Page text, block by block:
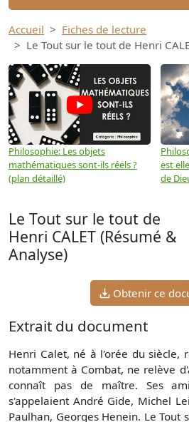
Accueil
Fiches de lecture
Le Tout sur le tout de Henri
Philosophie: Les objets
mathématiques sont-ils réels ?
(plan détaillé)
est
de
Le Tout sur le tout de
Henri CALET (Résumé &
Analyse)
Obtenir ce
Extrait du document
Henri Calet, né à l'orée du siècle,
notamment à Combat, ne relève
connaît pas de maître. Ses
s'appelaient André Gide, Michel
Paulhan, Georges Henein. Le Tout